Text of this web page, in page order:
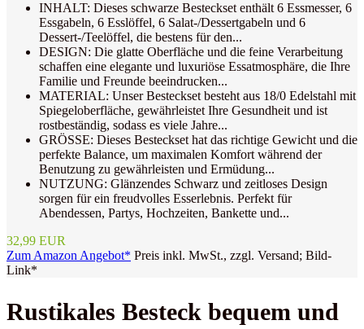
INHALT: Dieses schwarze Besteckset enthält 6 Essmesser, 6
Essgabeln, 6 Esslöffel, 6 Salat-/Dessertgabeln und 6
Dessert-/Teelöffel, die bestens für den...
DESIGN: Die glatte Oberfläche und die feine Verarbeitung
schaffen eine elegante und luxuriöse Essatmosphäre, die Ihre
Familie und Freunde beeindrucken...
MATERIAL: Unser Besteckset besteht aus 18/0 Edelstahl mit
Spiegeloberfläche, gewährleistet Ihre Gesundheit und ist
rostbeständig, sodass es viele Jahre...
GRÖSSE: Dieses Besteckset hat das richtige Gewicht und die
perfekte Balance, um maximalen Komfort während der
Benutzung zu gewährleisten und Ermüdung...
NUTZUNG: Glänzendes Schwarz und zeitloses Design
sorgen für ein freudvolles Esserlebnis. Perfekt für
Abendessen, Partys, Hochzeiten, Bankette und...
32,99 EUR
Zum Amazon Angebot* Preis inkl. MwSt., zzgl. Versand; Bild-
Link*
Rustikales Besteck bequem und